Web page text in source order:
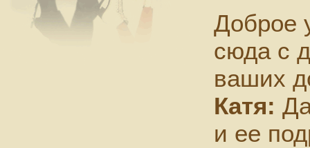
Доброе
сюда с
ваших
Катя:
и ее